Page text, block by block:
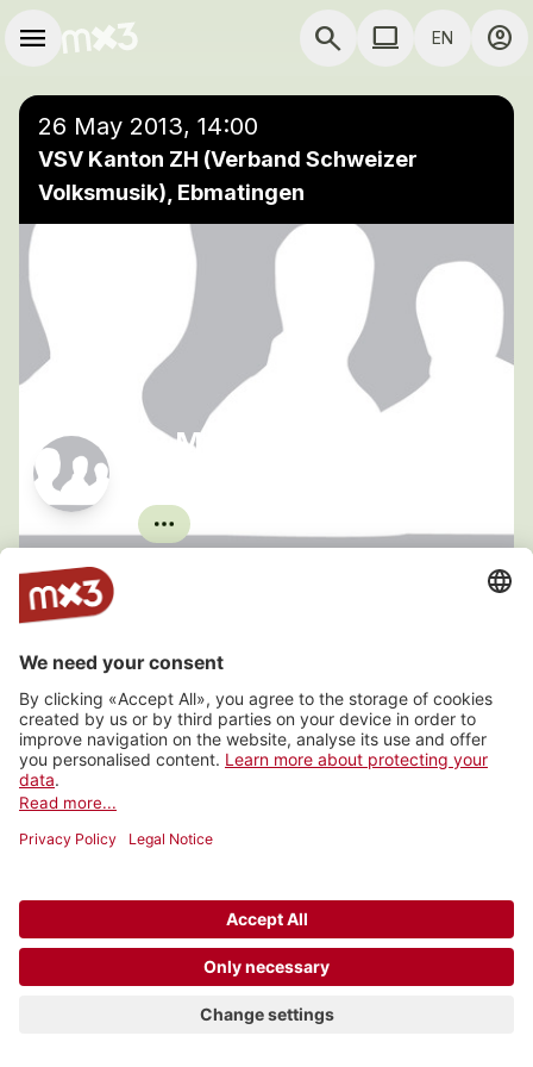
Skip to main content
Main navigation
menu search COMPUTER USE
computer EN account_circle
26 May 2013, 14:00
VSV Kanton ZH (Verband Schweizer
Volksmusik), Ebmatingen
13 Musikformationen in
26. Zürcher Ländlersunntig
Volksmusik), Ebmatingen
Website
Latest tracks
© 2006-2026 SRG SSR •Contact
Privacy settings